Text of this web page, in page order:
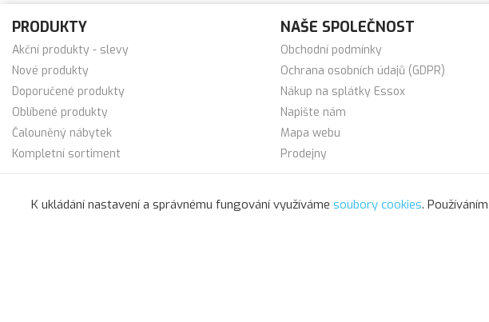
PRODUKTY
Akční produkty - slevy
Nové produkty
Doporučené produkty
Oblíbené produkty
Čalouněný nábytek
Kompletní sortiment
NAŠE SPOLEČNOST
Obchodní podmínky
Ochrana osobních údajů (GDPR)
Nákup na splátky Essox
Napište nám
Mapa webu
Prodejny
K ukládání nastavení a správnému fungování využíváme soubory cookies.
©